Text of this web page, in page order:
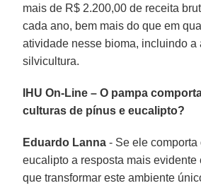
mais de R$ 2.200,00 de receita
cada ano, bem mais do que em
atividade nesse bioma, incluindo a
silvicultura.
IHU On-Line – O pampa
culturas de pínus e eucalipto?
Eduardo Lanna- Se ele comporta
eucalipto a resposta mais evidente
que transformar este ambiente